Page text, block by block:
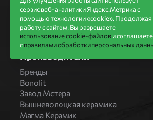
Акции
Строительство домов
Новости
Статьи
Бренды
Bonolit
Завод Мстера
Вышневолоцкая керамика
Магма Керамик
сервис веб-аналитики Яндекс.Метрика с
помощью технологии «cookie». Продолжая
работу с сайтом, Вы разрешаете
использование cookie-файлови
справилами обработки персональных